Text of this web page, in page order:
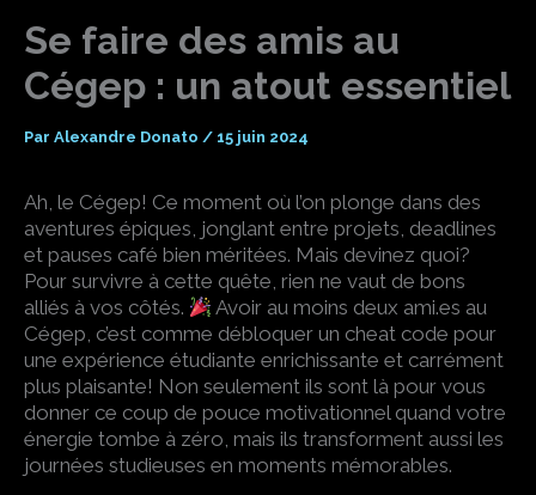
Se faire des amis au
Cégep : un atout essentiel
Par Alexandre Donato / 15 juin 2024
Ah, le Cégep! Ce moment où l’on plonge dans des
aventures épiques, jonglant entre projets, deadlines
et pauses café bien méritées. Mais devinez quoi?
Pour survivre à cette quête, rien ne vaut de bons
alliés à vos côtés.
Avoir au moins deux ami.es au
Cégep, c’est comme débloquer un cheat code pour
une expérience étudiante enrichissante et carrément
plus plaisante! Non seulement ils sont là pour vous
donner ce coup de pouce motivationnel quand votre
énergie tombe à zéro, mais ils transforment aussi les
journées studieuses en moments mémorables.